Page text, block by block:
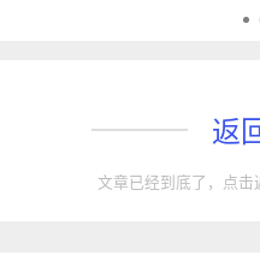
返
文章已经到底了，点击